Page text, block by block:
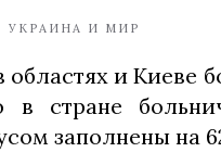
УКРАИНА И МИР
областях и Киеве
в стране
заполнены на